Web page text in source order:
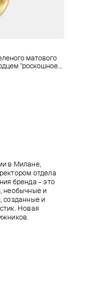
матового
"роскошное
fungi «pyro»
с ониксом
серебра ракушкой
в Милане,
отдела
бренда – это
необычные и
созданные и
Новая